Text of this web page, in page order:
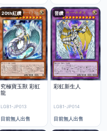
20th紅鑽
究極寶玉獸 彩虹
龍
LGB1-JP013
目前無人出售
普鑽
彩虹新生人
LGB1-JP014
目前無人出售